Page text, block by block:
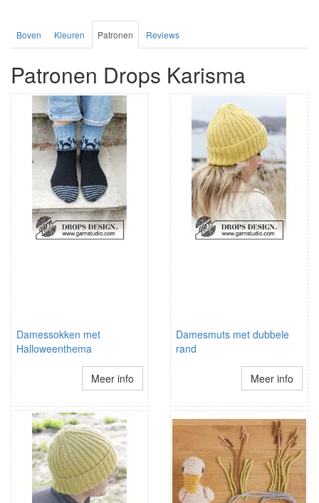
Boven Kleuren Patronen Reviews
Patronen Drops Karisma
Damessokken met
Halloweenthema
Meer info
Damesmuts met dubbele
rand
Meer info